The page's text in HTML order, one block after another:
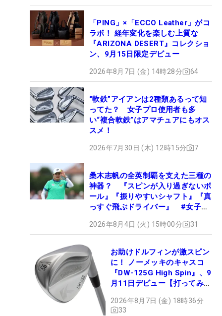
「PING」×「ECCO Leather」がコ
ラボ！ 経年変化を楽しむ上質な
『ARIZONA DESERT』コレクショ
ン、9月15日限定デビュー
2026年8月7日 (金) 14時28分 64
“軟鉄”アイアンは2種類あるって知
ってた？ 女子プロ使用者も多
い“複合軟鉄”はアマチュアにもオス
スメ！
2026年7月30日 (木) 12時15分 7
桑木志帆の全英制覇を支えた三種の
神器？ 『スピンが入り過ぎないボ
ール』『振りやすいシャフト』『真
っすぐ飛ぶドライバー』 #女子プ
2026年8月4日 (火) 15時00分 31
お助けドルフィンが激スピン
に！ ノーメッキのキャスコ
『DW-125G High Spin』、9
月11日デビュー【打ってみ
2026年8月7日 (金) 18時36分
33